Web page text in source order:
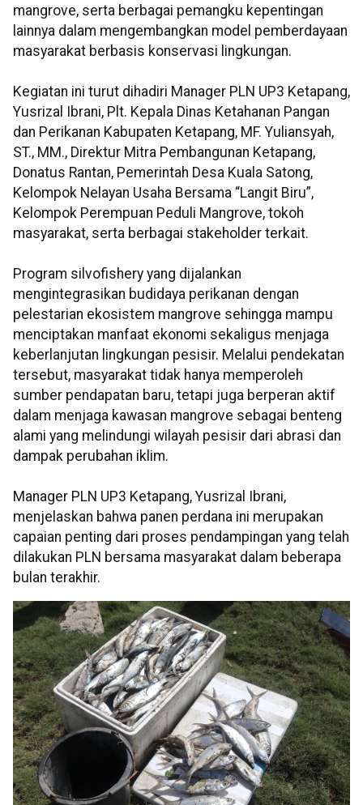
mangrove, serta berbagai pemangku kepentingan
lainnya dalam mengembangkan model pemberdayaan
masyarakat berbasis konservasi lingkungan.
Kegiatan ini turut dihadiri Manager PLN UP3 Ketapang,
Yusrizal Ibrani, Plt. Kepala Dinas Ketahanan Pangan
dan Perikanan Kabupaten Ketapang, MF. Yuliansyah,
ST., MM., Direktur Mitra Pembangunan Ketapang,
Donatus Rantan, Pemerintah Desa Kuala Satong,
Kelompok Nelayan Usaha Bersama “Langit Biru”,
Kelompok Perempuan Peduli Mangrove, tokoh
masyarakat, serta berbagai stakeholder terkait.
Program silvofishery yang dijalankan
mengintegrasikan budidaya perikanan dengan
pelestarian ekosistem mangrove sehingga mampu
menciptakan manfaat ekonomi sekaligus menjaga
keberlanjutan lingkungan pesisir. Melalui pendekatan
tersebut, masyarakat tidak hanya memperoleh
sumber pendapatan baru, tetapi juga berperan aktif
dalam menjaga kawasan mangrove sebagai benteng
alami yang melindungi wilayah pesisir dari abrasi dan
dampak perubahan iklim.
Manager PLN UP3 Ketapang, Yusrizal Ibrani,
menjelaskan bahwa panen perdana ini merupakan
capaian penting dari proses pendampingan yang telah
dilakukan PLN bersama masyarakat dalam beberapa
bulan terakhir.